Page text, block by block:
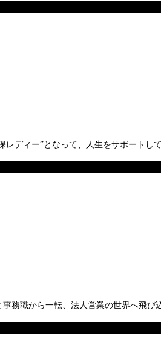
ディー”となって、人生をサポートし
務職から一転、法人営業の世界へ飛